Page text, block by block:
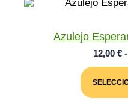
Azulejo
12,00 € -